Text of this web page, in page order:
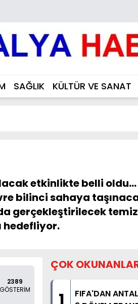
SAĞLIK KÜLTÜR VE SANAT
etkinlikte belli
bilinci sahaya
gerçekleştirilecek
hedefliyor.
2389
GÖSTERİM
ÇOK
FIFA'DAN